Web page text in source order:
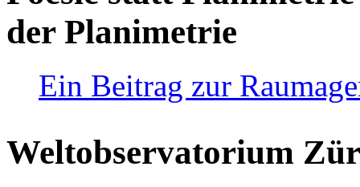
der Planimetrie
Ein Beitrag zur
Weltobservatorium